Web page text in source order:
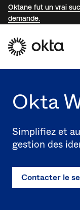
Oktane fut un vrai
demande.
Pourquoi
Ressources
Okta
Simplifiez et
gestion des
Contacter le